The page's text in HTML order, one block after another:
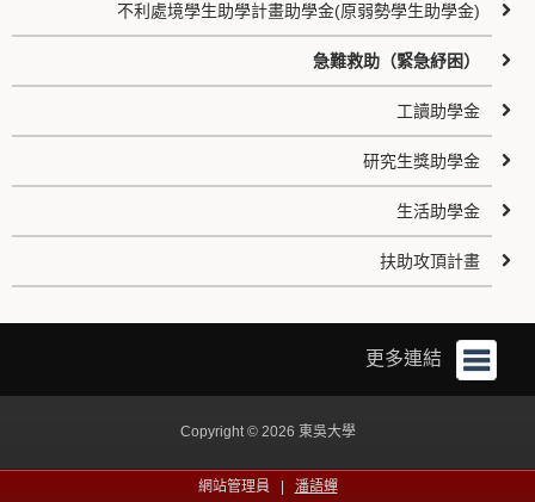
不利處境學生助學計畫助學金(原弱勢學生助學金)
急難救助（緊急紓困）
工讀助學金
研究生獎助學金
生活助學金
扶助攻頂計畫
更多連結
Copyright © 2026 東吳大學
網站管理員 | 潘語蟬